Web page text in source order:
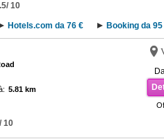
10
Hotels.com da 76 € Booking da 95
5.81 km
10